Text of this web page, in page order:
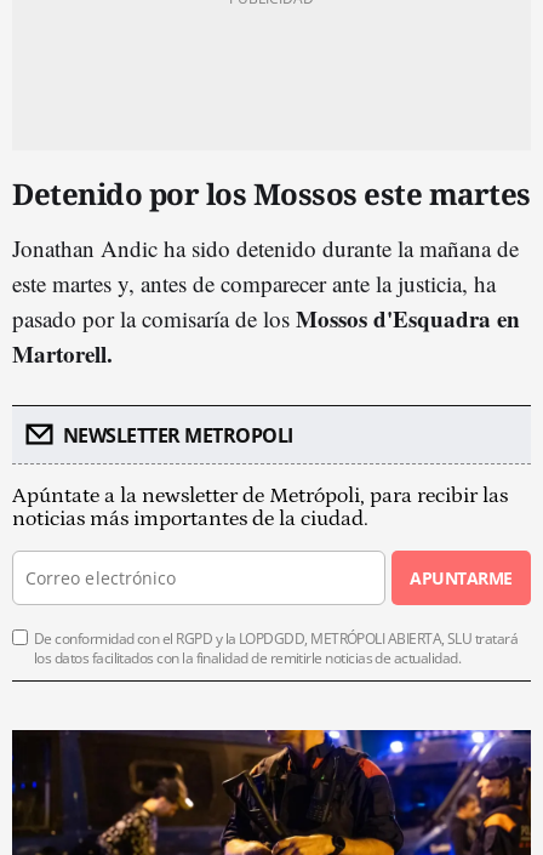
Detenido por los Mossos este martes
Jonathan Andic ha sido detenido durante la mañana de
este martes y, antes de comparecer ante la justicia, ha
pasado por la comisaría de los Mossos d'Esquadra en
Martorell.
NEWSLETTER METROPOLI
Apúntate a la newsletter de Metrópoli, para recibir las
noticias más importantes de la ciudad.
APUNTARME
De conformidad con el RGPD y la LOPDGDD, METRÓPOLI ABIERTA, SLU tratará
los datos facilitados con la finalidad de remitirle noticias de actualidad.